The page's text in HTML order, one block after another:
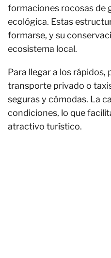
formaciones rocosas de
ecológica. Estas
formarse, y su
ecosistema local.
Para llegar a los rápidos,
transporte privado o
seguras y cómodas. La
condiciones, lo que
atractivo turístico.